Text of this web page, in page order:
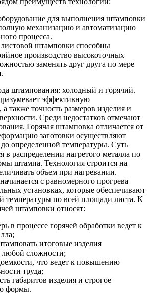
для выполнения штамповки
механизацию и автоматизацию
процесса.
листовой штамповки способны
производство высокоточных
заменять друг друга по мере
штампования: холодный и горячий.
эффективную
а также точность размеров изделия и
Среди недостатков отмечают
Горячая штамповка отличается от
заготовки осуществляют
до определенной температуры. Суть
в распределении нагретого металла по
штампа. Технология строится на
объем при нагревании.
с равномерного прогрева
установках, которые обеспечивают
температуры по всей площади листа. К
штамповки относят:
в процессе горячей обработки ведет к
итоговые изделия
сложности;
что ведет к повышению
труда;
габаритов изделия и строгое
формы.